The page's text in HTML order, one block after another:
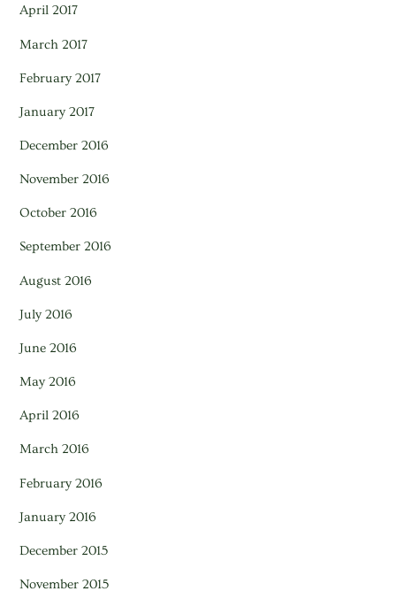
April 2017
March 2017
February 2017
January 2017
December 2016
November 2016
October 2016
September 2016
August 2016
July 2016
June 2016
May 2016
April 2016
March 2016
February 2016
January 2016
December 2015
November 2015